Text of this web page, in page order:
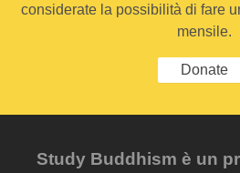
considerate la possibilità di fare
mensile.
Donate
Study Buddhism è un